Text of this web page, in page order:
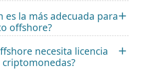
es la más adecuada para
offshore?
necesita licencia